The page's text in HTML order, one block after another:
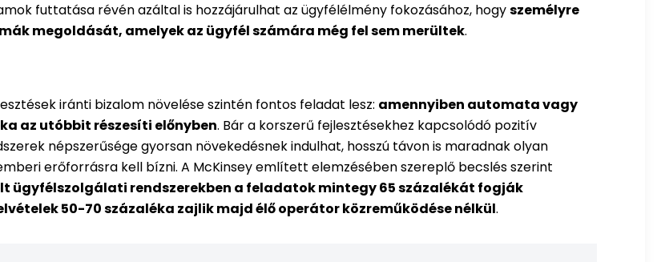
futtatása révén azáltal is hozzájárulhat az ügyfélélmény fokozásához, hogyszemélyre
megoldását, amelyek az ügyfél számára még fel sem merültek.
iránti bizalom növelése szintén fontos feladat lesz: amennyiben automata vagy
az utóbbit részesíti előnyben. Bár a korszerű fejlesztésekhez kapcsolódó pozitív
népszerűsége gyorsan növekedésnek indulhat, hosszú távon is maradnak olyan
erőforrásra kell bízni. A McKinsey említett elemzésében szereplő becslés szerint
ügyfélszolgálati rendszerekben a feladatok mintegy 65 százalékát fogják
50-70 százaléka zajlik majd élő operátor közreműködése nélkül.